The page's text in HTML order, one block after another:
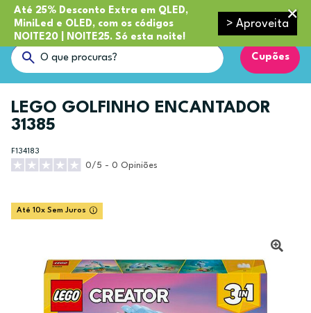
Até 25% Desconto Extra em QLED,
MiniLed e OLED, com os códigos
NOITE20 | NOITE25. Só esta noite!
> Aproveita
Cupões
LEGO GOLFINHO ENCANTADOR
31385
F134183
0/5 - 0 Opiniões
Até 10x Sem Juros